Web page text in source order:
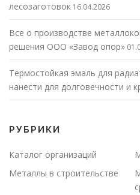
лесозаготовок 16.04.2026
Все о производстве
решения ООО «Завод опор»
Термостойкая эмаль для
нанести для долговечности и
РУБРИКИ
Каталог организаций
Металлы в строительстве